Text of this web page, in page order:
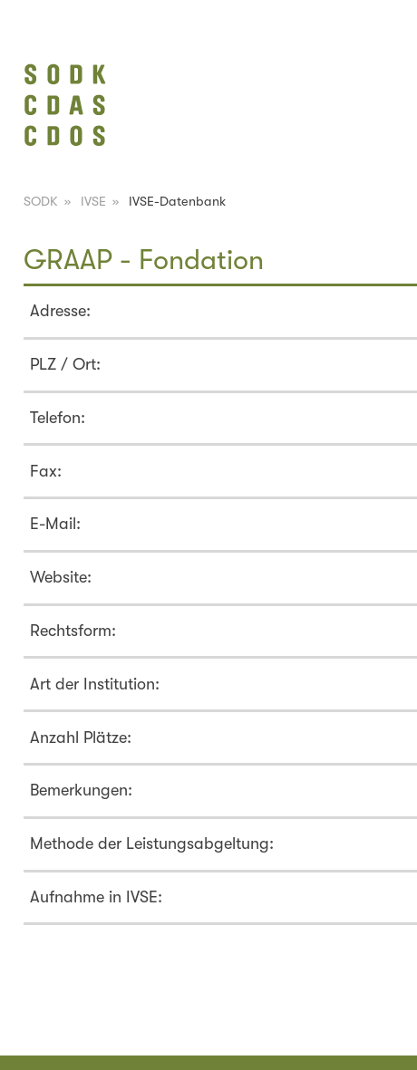
SODK » IVSE » IVSE-Datenbank
GRAAP - Fondation
Adresse:
PLZ / Ort:
Telefon:
Fax:
E-Mail:
Website:
Rechtsform:
Art der Institution:
Anzahl Plätze:
Bemerkungen:
Methode der Leistungsabgeltung:
Aufnahme in IVSE: